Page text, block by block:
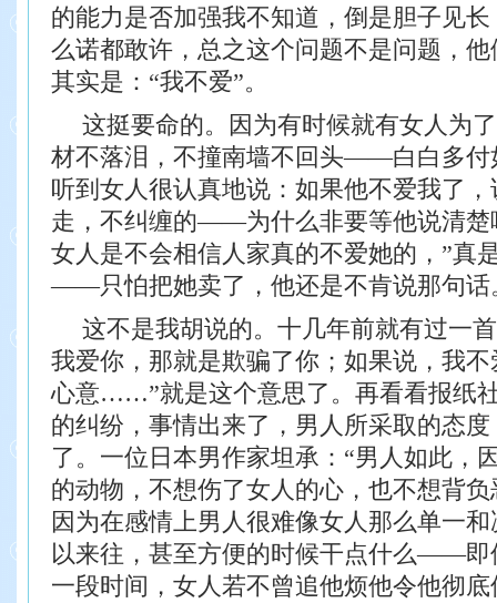
的能力是否加强我不知道，倒是胆子见
么诺都敢许，总之这个问题不是问题，
其实是：“我不爱”。
这挺要命的。因为有时候就有女人为
材不落泪，不撞南墙不回头——白白多付
听到女人很认真地说：如果他不爱我了
走，不纠缠的——为什么非要等他说清楚
女人是不会相信人家真的不爱她的，”真
——只怕把她卖了，他还是不肯说那句话
这不是我胡说的。十几年前就有过一
我爱你，那就是欺骗了你；如果说，我
心意……”就是这个意思了。再看看报纸
的纠纷，事情出来了，男人所采取的态
了。一位日本男作家坦承：“男人如此，
的动物，不想伤了女人的心，也不想背
因为在感情上男人很难像女人那么单一
以来往，甚至方便的时候干点什么——即
一段时间，女人若不曾追他烦他令他彻